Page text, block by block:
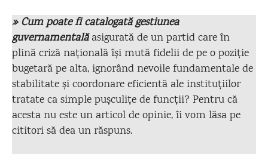
» Cum poate fi catalogată gestiunea
guvernamentalăasigurată de un partid care în
plină criză națională își mută fidelii de pe o poziție
bugetară pe alta, ignorând nevoile fundamentale de
stabilitate și coordonare eficientă ale instituțiilor
tratate ca simple pușculițe de funcții? Pentru că
acesta nu este un articol de opinie, îi vom lăsa pe
cititori să dea un răspuns.